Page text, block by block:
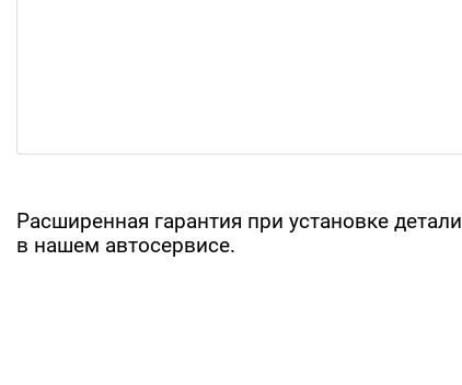
Расширенная гарантия при установке детали
в нашем автосервисе.